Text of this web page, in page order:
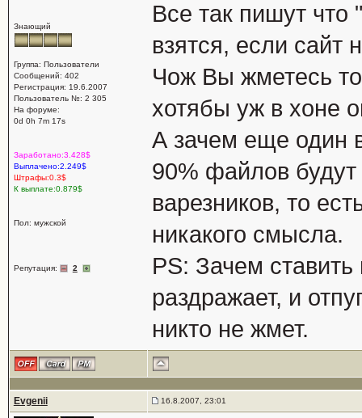
Знающий
Группа: Пользователи
Сообщений: 402
Регистрация: 19.6.2007
Пользователь №: 2 305
На форуме:
0d 0h 7m 17s
Заработано:3.428$
Выплачено:2.249$
Штрафы:0.3$
К выплате:0.879$
Пол: мужской
Репутация: 2
Все так пишут что
взятся, если сайт
Чож Вы жметесь
хотябы уж в хоне
А зачем еще один
90% файлов
варезников, то
никакого смысла.
PS: Зачем
раздражает, и
никто не жмет.
Evgenii 16.8.2007, 23:01